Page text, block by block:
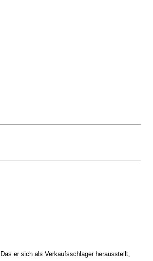
er sich als Verkaufsschlager herausstellt,